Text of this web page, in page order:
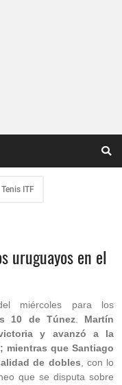
Tenis ITF
uruguayos en el
miércoles para los
10 de Túnez. Martín
y avanzó a la
que Santiago
de dobles , con lo
que se disputa sobre